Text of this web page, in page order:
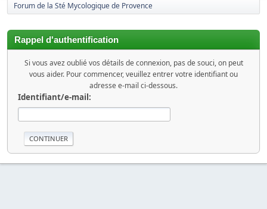
Forum de la Sté Mycologique de Provence
Rappel d'authentification
Si vous avez oublié vos détails de connexion, pas de souci, on peut
vous aider. Pour commencer, veuillez entrer votre identifiant ou
adresse e-mail ci-dessous.
Identifiant/e-mail: